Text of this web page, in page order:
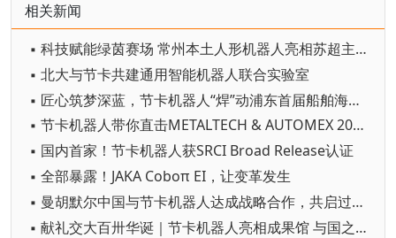
相关新闻
▪ 科技赋能绿茵赛场 常州本土人形机器人亮相苏超主场
▪ 北大与节卡共建通用智能机器人联合实验室
▪ 匠心筑梦深蓝，节卡机器人“焊”动浦东首届船舶海工技能竞赛
▪ 节卡机器人带你直击METALTECH & AUTOMEX 2026
▪ 国内首家！节卡机器人获SRCI Broad Release认证
▪ 全部暴露！JAKA Coboπ EI，让变革发生
▪ 曼胡默尔中国与节卡机器人达成战略合作，共启过滤科技智慧时代
▪ 献礼交大百卅华诞｜节卡机器人亮相成果馆 与国之重器共展中国科创力量